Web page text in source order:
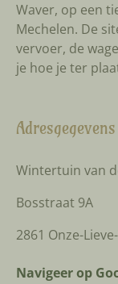
Waver, op een
Mechelen. De
vervoer, de
je hoe je ter
Adresgegevens
Wintertuin van
Bosstraat 9A
2861 Onze-
Navigeer op